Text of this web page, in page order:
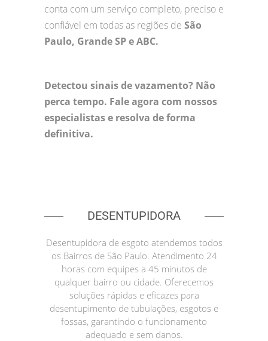
conta com um serviço completo, preciso e
confiável em todas as regiões de São
Paulo, Grande SP e ABC.
Detectou sinais de vazamento? Não
perca tempo. Fale agora com nossos
especialistas e resolva de forma
definitiva.
DESENTUPIDORA
Desentupidora de esgoto atendemos todos
os Bairros de São Paulo. Atendimento 24
horas com equipes a 45 minutos de
qualquer bairro ou cidade. Oferecemos
soluções rápidas e eficazes para
desentupimento de tubulações, esgotos e
fossas, garantindo o funcionamento
adequado e sem danos.